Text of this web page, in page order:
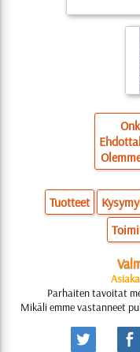
Tuotteet
Parhaiten tavoitat
Mikäli emme vastanneet